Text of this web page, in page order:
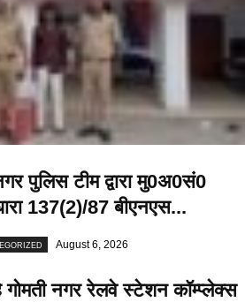
पुलिस टीम द्वारा मु0अ0सं0
137(2)/87 बीएनएस...
August 6, 2026
नगर रेलवे स्टेशन कॉम्प्लेक्स